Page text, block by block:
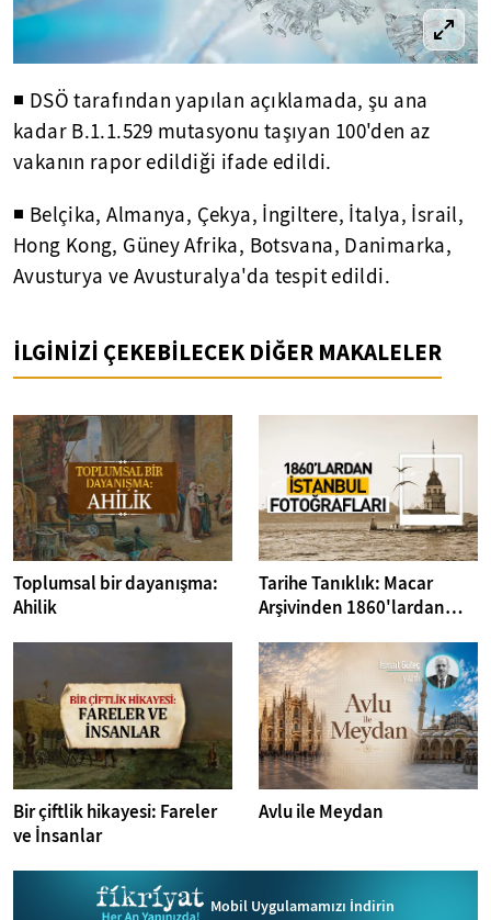
◾ DSÖ tarafından yapılan açıklamada, şu ana
kadar B.1.1.529 mutasyonu taşıyan 100'den az
vakanın rapor edildiği ifade edildi.
◾ Belçika, Almanya, Çekya, İngiltere, İtalya, İsrail,
Hong Kong, Güney Afrika, Botsvana, Danimarka,
Avusturya ve Avusturalya'da tespit edildi.
İLGİNİZİ ÇEKEBİLECEK DİĞER MAKALELER
Toplumsal bir dayanışma:
Ahilik
Tarihe Tanıklık: Macar
Arşivinden 1860'lardan
Bir çiftlik hikayesi: Fareler
ve İnsanlar
Avlu ile Meydan
Mobil Uygulamamızı İndirin